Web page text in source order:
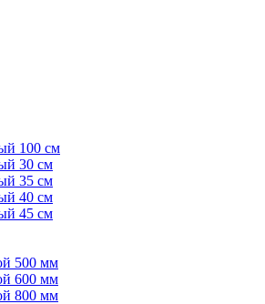
100 см
30 см
35 см
40 см
45 см
500 мм
600 мм
800 мм